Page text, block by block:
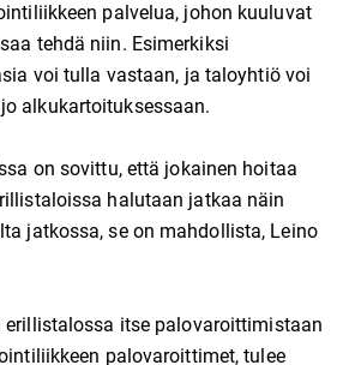
palvelua, johon kuuluvat
tehdä niin. Esimerkiksi
voi tulla vastaan, ja taloyhtiö voi
alkukartoituksessaan.
on sovittu, että jokainen hoitaa
halutaan jatkaa näin
jatkossa, se on mahdollista, Leino
itse palovaroittimistaan
palovaroittimet, tulee